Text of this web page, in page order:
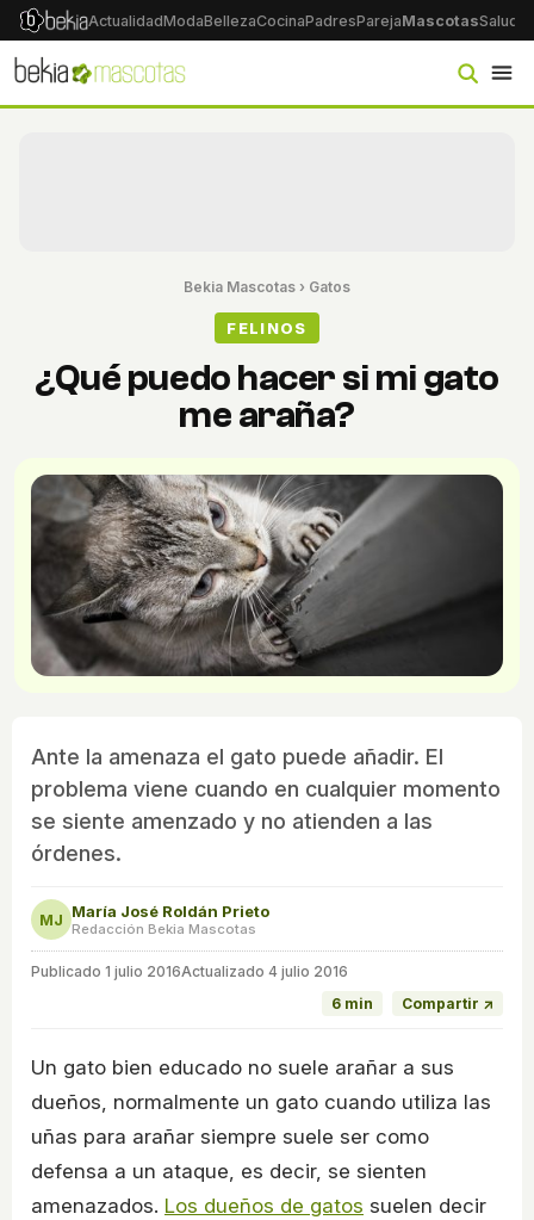
ActualidadModaBellezaCocinaPadresParejaMascotasSalud
Bekia Mascotas › Gatos
FELINOS
¿Qué puedo hacer si mi gato
me araña?
Ante la amenaza el gato puede añadir. El
problema viene cuando en cualquier momento
se siente amenzado y no atienden a las
órdenes.
MJ María José Roldán Prieto
Redacción Bekia Mascotas
Publicado 1 julio 2016Actualizado 4 julio 2016
6 min
Compartir ↗
Un gato bien educado no suele arañar a sus
dueños, normalmente un gato cuando utiliza las
uñas para arañar siempre suele ser como
defensa a un ataque, es decir, se sienten
amenazados. Los dueños de gatos suelen decir